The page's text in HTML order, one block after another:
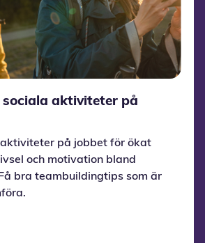
aktiviteter på
på jobbet för ökat
och motivation bland
bra teambuildingtips som är